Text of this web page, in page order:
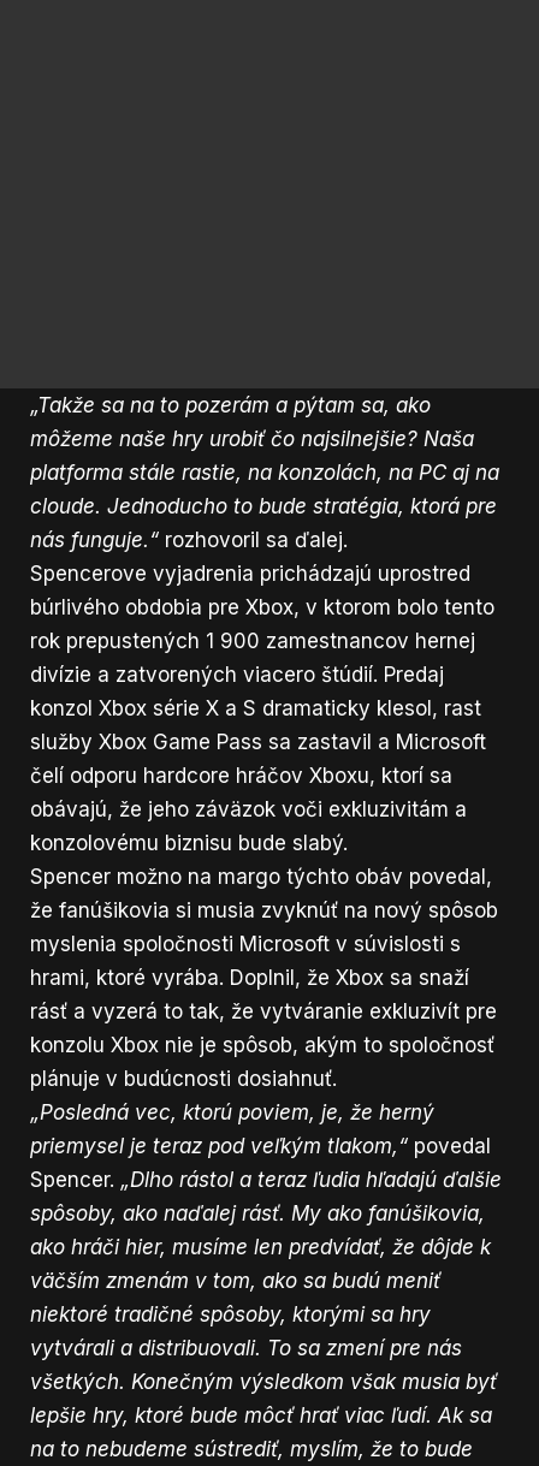
„Takže sa na to pozerám a pýtam sa, ako
môžeme naše hry urobiť čo najsilnejšie? Naša
platforma stále rastie, na konzolách, na PC aj na
cloude. Jednoducho to bude stratégia, ktorá pre
nás funguje.“ rozhovoril sa ďalej.
Spencerove vyjadrenia prichádzajú uprostred
búrlivého obdobia pre Xbox, v ktorom bolo tento
rok prepustených 1 900 zamestnancov hernej
divízie a zatvorených viacero štúdií. Predaj
konzol Xbox série X a S dramaticky klesol, rast
služby Xbox Game Pass sa zastavil a Microsoft
čelí odporu hardcore hráčov Xboxu, ktorí sa
obávajú, že jeho záväzok voči exkluzivitám a
konzolovému biznisu bude slabý.
Spencer možno na margo týchto obáv povedal,
že fanúšikovia si musia zvyknúť na nový spôsob
myslenia spoločnosti Microsoft v súvislosti s
hrami, ktoré vyrába. Doplnil, že Xbox sa snaží
rásť a vyzerá to tak, že vytváranie exkluzivít pre
konzolu Xbox nie je spôsob, akým to spoločnosť
plánuje v budúcnosti dosiahnuť.
„Posledná vec, ktorú poviem, je, že herný
priemysel je teraz pod veľkým tlakom,“ povedal
Spencer. „Dlho rástol a teraz ľudia hľadajú ďalšie
spôsoby, ako naďalej rásť. My ako fanúšikovia,
ako hráči hier, musíme len predvídať, že dôjde k
väčším zmenám v tom, ako sa budú meniť
niektoré tradičné spôsoby, ktorými sa hry
vytvárali a distribuovali. To sa zmení pre nás
všetkých. Konečným výsledkom však musia byť
lepšie hry, ktoré bude môcť hrať viac ľudí. Ak sa
na to nebudeme sústrediť, myslím, že to bude